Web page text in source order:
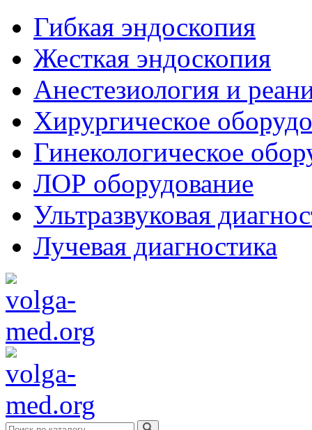
Гибкая эндоскопия
Жесткая эндоскопия
Анестезиология и
Хирургическое
Гинекологическое
ЛОР оборудование
Ультразвуковая
Лучевая диагностика